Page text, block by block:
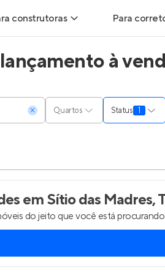
construtoras
de Leads
de Vendas
Imóveis
Para
Leads
Parcerias
Anunciar
à
Quartos Status 1
em Sítio das Madres,
do jeito que você está procurando.